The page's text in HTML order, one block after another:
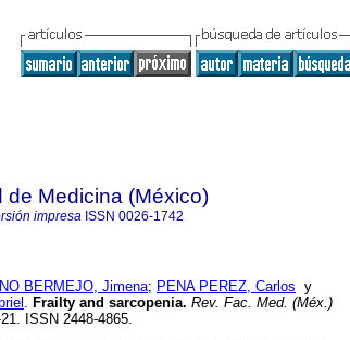
de Medicina (México)
impresa ISSN 0026-1742
BERMEJO, Jimena; PENA PEREZ, Carlos y
. Frailty and sarcopenia. Rev. Fac. Med. (Méx.)
ISSN 2448-4865.